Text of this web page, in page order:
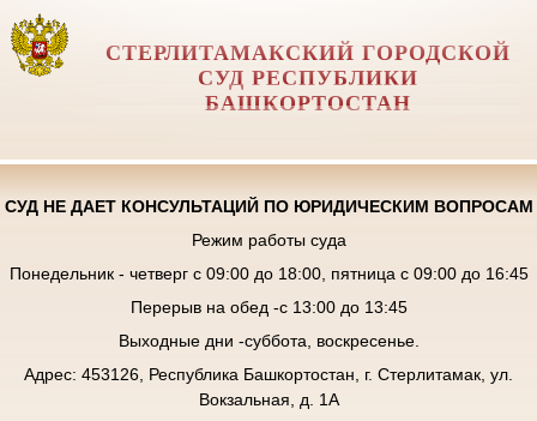
СТЕРЛИТАМАКСКИЙ ГОРОДСКОЙ
СУД РЕСПУБЛИКИ
БАШКОРТОСТАН
СУД НЕ ДАЕТ КОНСУЛЬТАЦИЙ ПО ЮРИДИЧЕСКИМ ВОПРОСАМ
Режим работы суда
Понедельник - четверг с 09:00 до 18:00, пятница с 09:00 до 16:45
Перерыв на обед -с 13:00 до 13:45
Выходные дни -суббота, воскресенье.
Адрес: 453126, Республика Башкортостан, г. Стерлитамак, ул.
Вокзальная, д. 1А